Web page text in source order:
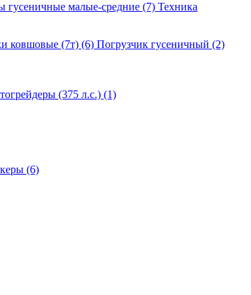
гусеничные малые-средние (7) Техника
ковшовые (7т) (6) Погрузчик гусеничный (2)
(375 л.с.) (1)
(6)